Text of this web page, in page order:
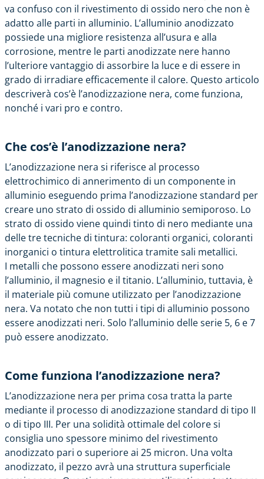
va confuso con il rivestimento di ossido nero che non è
adatto alle parti in alluminio. L’alluminio anodizzato
possiede una migliore resistenza all’usura e alla
corrosione, mentre le parti anodizzate nere hanno
l’ulteriore vantaggio di assorbire la luce e di essere in
grado di irradiare efficacemente il calore. Questo articolo
descriverà cos’è l’anodizzazione nera, come funziona,
nonché i vari pro e contro.
Che cos’è l’anodizzazione nera?
L’anodizzazione nera si riferisce al processo
elettrochimico di annerimento di un componente in
alluminio eseguendo prima l’anodizzazione standard per
creare uno strato di ossido di alluminio semiporoso. Lo
strato di ossido viene quindi tinto di nero mediante una
delle tre tecniche di tintura: coloranti organici, coloranti
inorganici o tintura elettrolitica tramite sali metallici.
I metalli che possono essere anodizzati neri sono
l’alluminio, il magnesio e il titanio. L’alluminio, tuttavia, è
il materiale più comune utilizzato per l’anodizzazione
nera. Va notato che non tutti i tipi di alluminio possono
essere anodizzati neri. Solo l’alluminio delle serie 5, 6 e 7
può essere anodizzato.
Come funziona l’anodizzazione nera?
L’anodizzazione nera per prima cosa tratta la parte
mediante il processo di anodizzazione standard di tipo II
o di tipo III. Per una solidità ottimale del colore si
consiglia uno spessore minimo del rivestimento
anodizzato pari o superiore ai 25 micron. Una volta
anodizzato, il pezzo avrà una struttura superficiale